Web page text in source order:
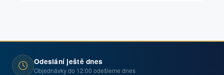
Odeslání ještě dnes
Objednávky do 12:00 odešleme dnes